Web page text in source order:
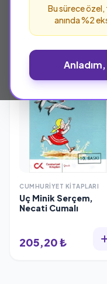
Bu sürece
anında %2
CUMHURIYET KITAPLARI
Uç Minik Serçem,
Necati Cumalı
205,20 ₺